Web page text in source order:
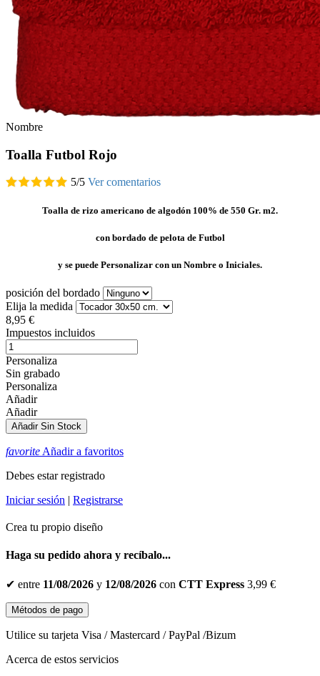
Nombre
Toalla Futbol Rojo
5/5 Ver comentarios
Toalla de rizo americano de algodón 100% de 550 Gr. m2.
con bordado de pelota de Futbol
y se puede Personalizar con un Nombre o Iniciales.
posición del bordado
Elija la medida
8,95 €
Impuestos incluidos
Personaliza
Sin grabado
Personaliza
Añadir
Añadir
Añadir Sin Stock
favorite Añadir a favoritos
Debes estar registrado
Iniciar sesión | Registrarse
Crea tu propio diseño
Haga su pedido ahora y recíbalo...
✔ entre 11/08/2026 y 12/08/2026 con CTT Express 3,99 €
Métodos de pago
Utilice su tarjeta Visa / Mastercard / PayPal /Bizum
Acerca de estos servicios